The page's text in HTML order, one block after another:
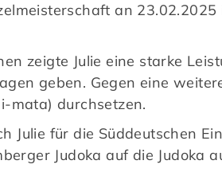
an
zeigte Julie eine starke
geben. Gegen eine
mata) durchsetzen.
Julie für die Süddeutschen
Judoka auf die Judoka